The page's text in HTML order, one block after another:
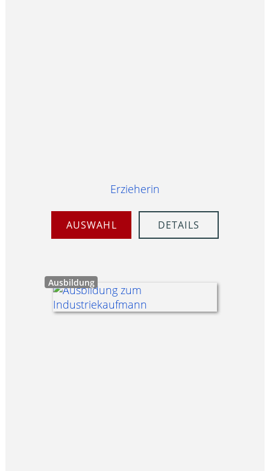
Erzieherin
AUSWAHL DETAILS
Ausbildung